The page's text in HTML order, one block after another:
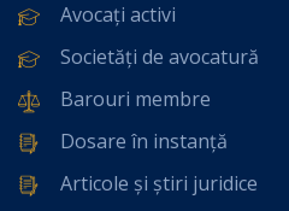
Avocați activi
Societăți de avocatură
Barouri membre
Dosare în instanță
Articole și știri juridice